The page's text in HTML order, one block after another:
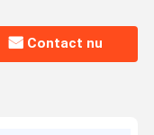
Contact nu